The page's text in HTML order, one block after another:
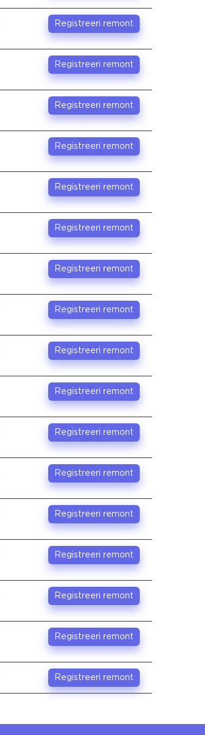
Registreeri remont
Registreeri remont
Registreeri remont
Registreeri remont
Registreeri remont
Registreeri remont
Registreeri remont
Registreeri remont
Registreeri remont
Registreeri remont
Registreeri remont
Registreeri remont
Registreeri remont
Registreeri remont
Registreeri remont
Registreeri remont
Registreeri remont